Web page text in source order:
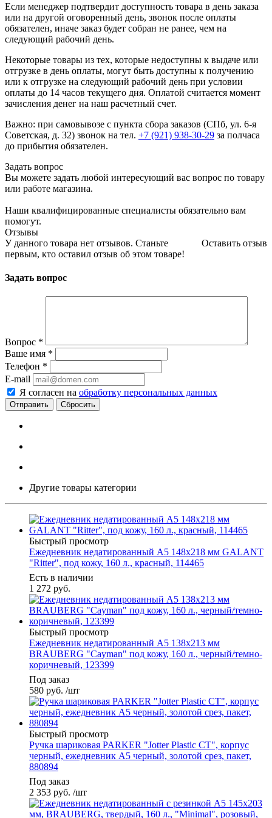
Если менеджер подтвердит доступность товара в день заказа
или на другой оговоренный день, звонок после оплаты
обязателен, иначе заказ будет собран не ранее, чем на
следующий рабочий день.
Некоторые товары из тех, которые недоступны к выдаче или
отгрузке в день оплаты, могут быть доступны к получению
или к отгрузке на следующий рабочий день при условии
оплаты до 14 часов текущего дня. Оплатой считается момент
зачисления денег на наш расчетный счет.
Важно: при самовывозе с пункта сборa заказов (СПб, ул. 6-я
Советская, д. 32) звонок на тел. +7 (921) 938-30-29 за полчаса
до прибытия обязателен.
Задать вопрос
Вы можете задать любой интересующий вас вопрос по товару
или работе магазина.
Наши квалифицированные специалисты обязательно вам
помогут.
Отзывы
Оставить отзыв
У данного товара нет отзывов. Станьте
первым, кто оставил отзыв об этом товаре!
Задать вопрос
Вопрос *
Ваше имя *
Телефон *
E-mail
Я согласен на обработку персональных данных
Сбросить
Другие товары категории
Быстрый просмотр
Ежедневник недатированный А5 148х218 мм GALANT
"Ritter", под кожу, 160 л., красный, 114465
Есть в наличии
1 272 руб.
Быстрый просмотр
Ежедневник недатированный А5 138х213 мм
BRAUBERG "Cayman" под кожу, 160 л., черный/темно-
коричневый, 123399
Под заказ
580 руб. /шт
Быстрый просмотр
Ручка шариковая PARKER "Jotter Plastic CT", корпус
черный, ежедневник А5 черный, золотой срез, пакет,
880894
Под заказ
2 353 руб. /шт